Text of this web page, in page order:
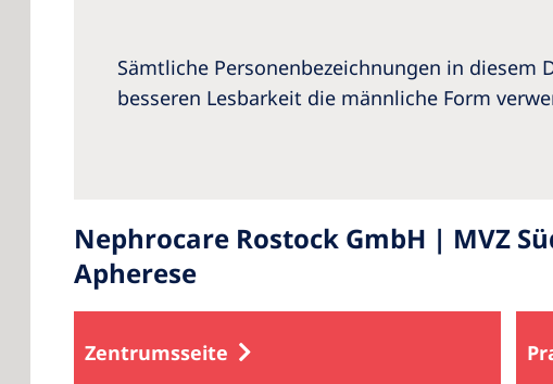
Sämtliche Personenbezeichnungen in
besseren Lesbarkeit die männliche Form
Nephrocare Rostock GmbH | MVZ
Apherese
Zentrumsseite